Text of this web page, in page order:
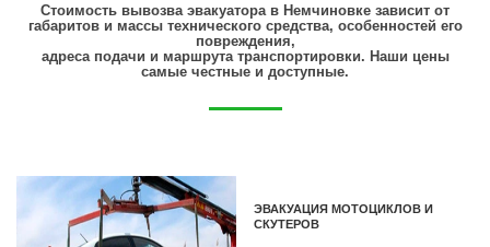
Стоимость вывозва эвакуатора в Немчиновке зависит от
габаритов и массы технического средства, особенностей его
повреждения,
адреса подачи и маршрута транспортировки. Наши цены
самые честные и доступные.
ЭВАКУАЦИЯ МОТОЦИКЛОВ И
СКУТЕРОВ